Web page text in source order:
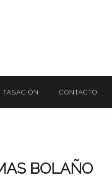
TASACIÓN CONTACTO
BOLAÑO